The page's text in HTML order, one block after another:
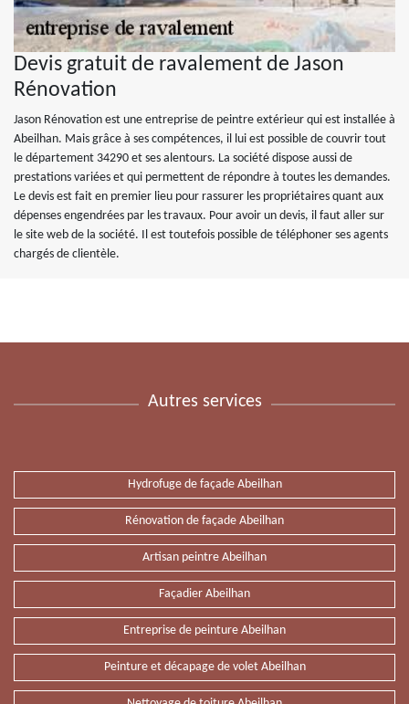
Devis gratuit de ravalement de Jason
Rénovation
Jason Rénovation est une entreprise de peintre extérieur qui est installée à
Abeilhan. Mais grâce à ses compétences, il lui est possible de couvrir tout
le département 34290 et ses alentours. La société dispose aussi de
prestations variées et qui permettent de répondre à toutes les demandes.
Le devis est fait en premier lieu pour rassurer les propriétaires quant aux
dépenses engendrées par les travaux. Pour avoir un devis, il faut aller sur
le site web de la société. Il est toutefois possible de téléphoner ses agents
chargés de clientèle.
Autres services
Hydrofuge de façade Abeilhan
Rénovation de façade Abeilhan
Artisan peintre Abeilhan
Façadier Abeilhan
Entreprise de peinture Abeilhan
Peinture et décapage de volet Abeilhan